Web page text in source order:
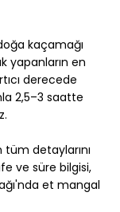
kaçamağı
yapanların en
derecede
2,5–3 saatte
tüm detaylarını
ve süre bilgisi,
et mangal